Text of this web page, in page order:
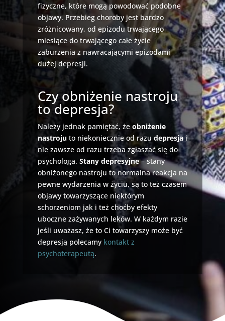
fizyczne, które mogą powodować podobne
objawy. Przebieg choroby jest bardzo
zróżnicowany, od epizodu trwającego
miesiące do trwającego całe życie
zaburzenia z nawracającymi epizodami
dużej depresji.
Czy obniżenie nastroju
to depresja?
Należy jednak pamiętać, że obniżenie
nastrojuto niekoniecznie od razu depresjai
nie zawsze od razu trzeba zgłaszać się do
psychologa. Stany depresyjne– stany
obniżonego nastroju to normalna reakcja na
pewne wydarzenia w życiu, są to też czasem
objawy towarzyszące niektórym
schorzeniom jak i też choćby efekty
uboczne zażywanych leków. W każdym razie
jeśli uważasz, że to Ci towarzyszy może być
depresją polecamy kontakt z
psychoterapeutą.